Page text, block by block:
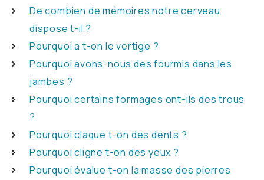
De combien de mémoires notre cerveau
dispose t-il ?
Pourquoi a t-on le vertige ?
Pourquoi avons-nous des fourmis dans les
jambes ?
Pourquoi certains formages ont-ils des trous
?
Pourquoi claque t-on des dents ?
Pourquoi cligne t-on des yeux ?
Pourquoi évalue t-on la masse des pierres